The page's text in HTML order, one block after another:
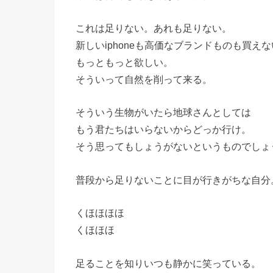
これは足りない。あれも足りない。
新しいiphoneも高価なブランドものも買えな
もっともっと欲しい。
そういって自然を削って来る。
そういう生物がいたら地球さんとしては
もう君たちはいらないからどっか行け。
そう思ってもしょうがないというものでしょ
普段から足りないことに目が行きがちな自分
くほほほほ
くほほほ
足ることを知りいつも静かに笑っている。